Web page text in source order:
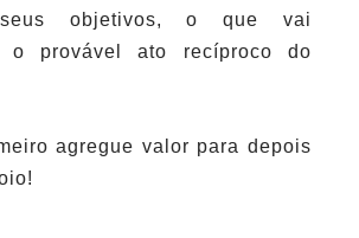
seus objetivos, o que vai
o provável ato recíproco do
agregue valor para depois